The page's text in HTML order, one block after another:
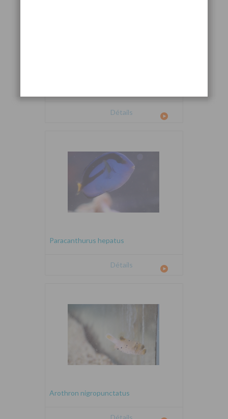
Détails
Paracanthurus hepatus
Détails
Arothron nigropunctatus
Détails